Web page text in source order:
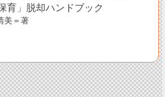
育」脱却ハンドブック
美＝著